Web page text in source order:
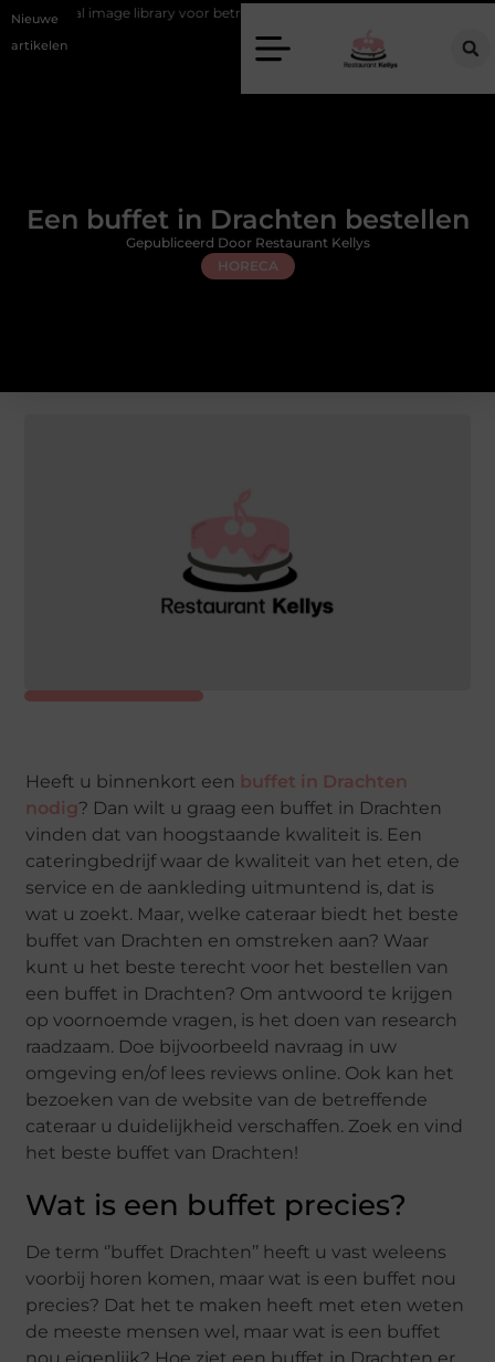
Nieuwe
artikelen
library voor betrouwbare plantfoto’s
Een buffet in Drachten bestellen
HORECA
Gepubliceerd Door Restaurant Kellys
Heeft u binnenkort een buffet in Drachten
nodig? Dan wilt u graag een buffet in Drachten
vinden dat van hoogstaande kwaliteit is. Een
cateringbedrijf waar de kwaliteit van het eten, de
service en de aankleding uitmuntend is, dat is
wat u zoekt. Maar, welke cateraar biedt het beste
buffet van Drachten en omstreken aan? Waar
kunt u het beste terecht voor het bestellen van
een buffet in Drachten? Om antwoord te krijgen
op voornoemde vragen, is het doen van research
raadzaam. Doe bijvoorbeeld navraag in uw
omgeving en/of lees reviews online. Ook kan het
bezoeken van de website van de betreffende
cateraar u duidelijkheid verschaffen. Zoek en vind
het beste buffet van Drachten!
Wat is een buffet precies?
De term ‘’buffet Drachten’’ heeft u vast weleens
voorbij horen komen, maar wat is een buffet nou
precies? Dat het te maken heeft met eten weten
de meeste mensen wel, maar wat is een buffet